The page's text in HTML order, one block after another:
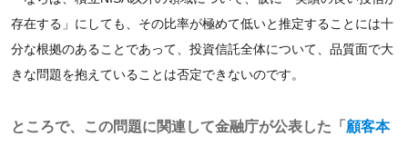
存在する」にしても、その比率が極めて低いと推定することには十
分な根拠のあることであって、投資信託全体について、品質面で大
きな問題を抱えていることは否定できないのです。
ところで、この問題に関連して金融庁が公表した「 顧客本